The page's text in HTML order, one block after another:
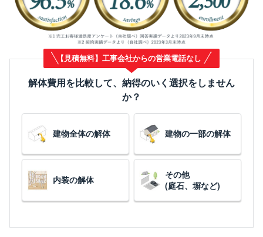
【見積無料】工事会社からの営業電話なし
解体費用を比較して、納得のいく選択をしません
か？
建物全体の解体 建物の一部の解体
内装の解体
その他
(庭石、塀など)